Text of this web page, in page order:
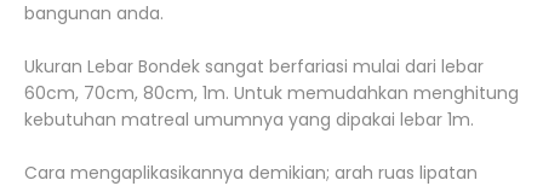
bangunan anda.
Ukuran Lebar Bondek sangat berfariasi mulai dari lebar
60cm, 70cm, 80cm, 1m. Untuk memudahkan menghitung
kebutuhan matreal umumnya yang dipakai lebar 1m.
Cara mengaplikasikannya demikian; arah ruas lipatan